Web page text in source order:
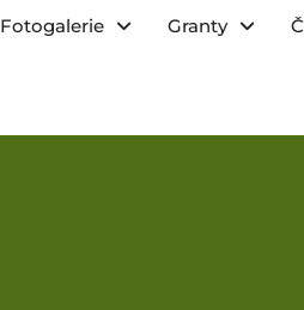
Fotogalerie Granty